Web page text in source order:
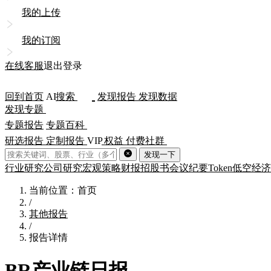
我的上传
我的订阅
在线客服退出登录
回到首页 AI搜索 发现报告 发现数据
发现专题
专题报告 专题百科
研选报告 定制报告 VIP权益 付费社群
发现一下
行业研究公司研究宏观策略财报招股书会议纪要Token低空经济
当前位置：首页
/
其他报告
/
报告详情